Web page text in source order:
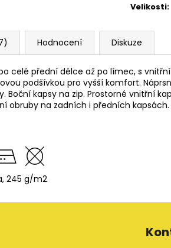
Velikosti:
Hodnocení Diskuze
celé přední délce až po límec, s
podšívkou pro vyšší komfort.
Boční kapsy na zip. Prostorné vnitřní
obruby na zadních i předních
245 g/m2